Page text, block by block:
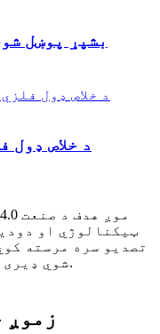
د خلاص ډول
ټیکنالوژي او
تصدیو سره مرسته
شوي ډیری فرصتونو څخه سمه ګټه پورته کړي.
زموږ